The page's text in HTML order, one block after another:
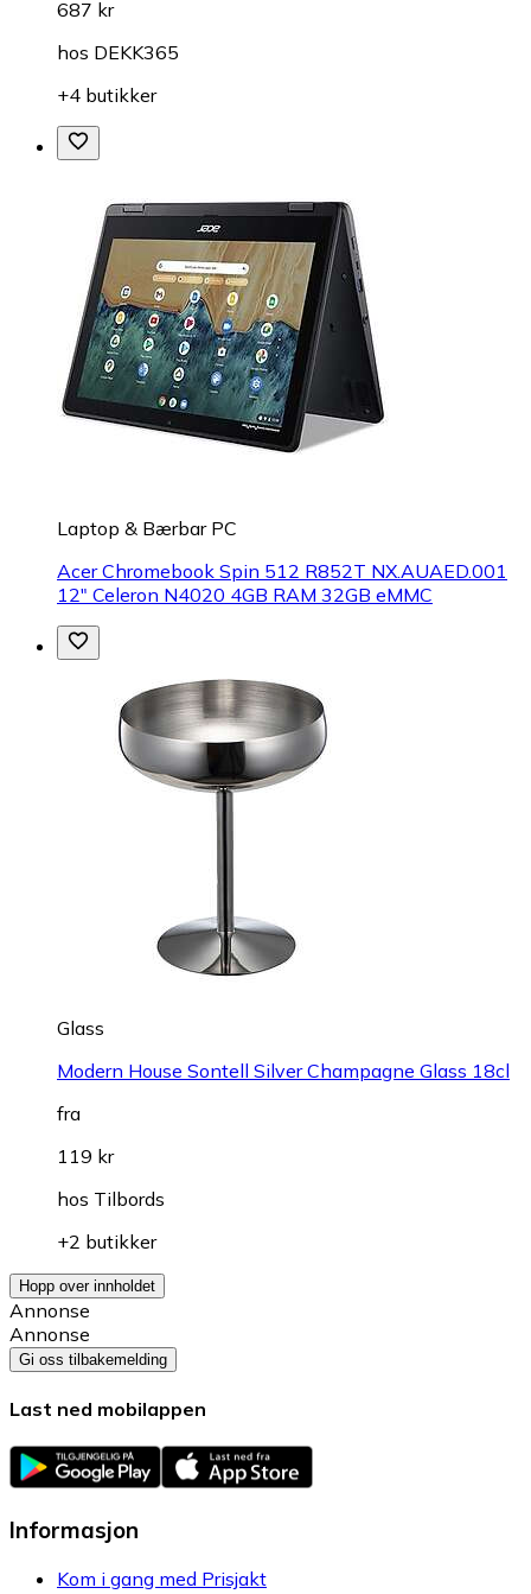
687 kr
hos DEKK365
+4 butikker
Laptop & Bærbar PC
Acer Chromebook Spin 512 R852T NX.AUAED.001
12" Celeron N4020 4GB RAM 32GB eMMC
Glass
Modern House Sontell Silver Champagne Glass 18cl
fra
119 kr
hos Tilbords
+2 butikker
Hopp over innholdet
Annonse
Annonse
Gi oss tilbakemelding
Last ned mobilappen
Informasjon
Kom i gang med Prisjakt